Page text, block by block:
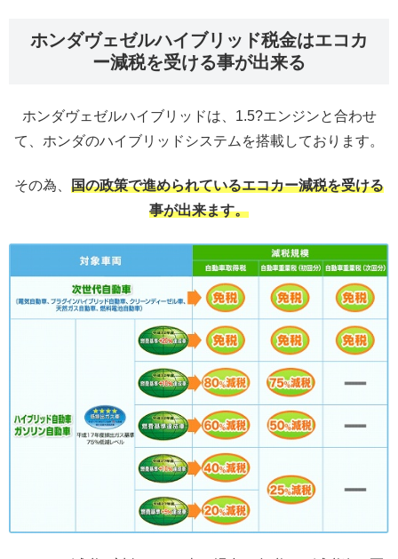
ホンダヴェゼルハイブリッド税金はエコカ
ー減税を受ける事が出来る
ホンダヴェゼルハイブリッドは、1.5?エンジンと合わせ
て、ホンダのハイブリッドシステムを搭載しております。
その為、 国の政策で進められているエコカー減税を受ける
事が出来ます。